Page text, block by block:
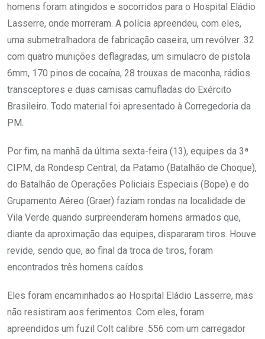
homens foram atingidos e socorridos para o Hospital Eládio
Lasserre, onde morreram. A polícia apreendeu, com eles,
uma submetralhadora de fabricação caseira, um revólver .32
com quatro munições deflagradas, um simulacro de pistola
6mm, 170 pinos de cocaína, 28 trouxas de maconha, rádios
transceptores e duas camisas camufladas do Exército
Brasileiro. Todo material foi apresentado à Corregedoria da
PM.
Por fim, na manhã da última sexta-feira (13), equipes da 3ª
CIPM, da Rondesp Central, da Patamo (Batalhão de Choque),
do Batalhão de Operações Policiais Especiais (Bope) e do
Grupamento Aéreo (Graer) faziam rondas na localidade de
Vila Verde quando surpreenderam homens armados que,
diante da aproximação das equipes, dispararam tiros. Houve
revide, sendo que, ao final da troca de tiros, foram
encontrados três homens caídos.
Eles foram encaminhados ao Hospital Eládio Lasserre, mas
não resistiram aos ferimentos. Com eles, foram
apreendidos um fuzil Colt calibre .556 com um carregador